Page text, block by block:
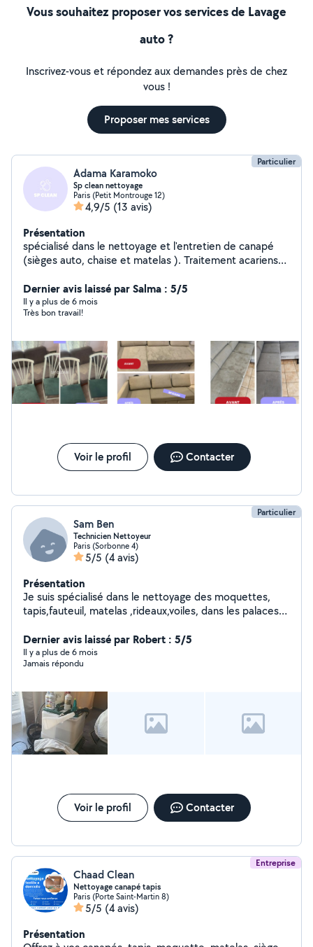
Vous souhaitez proposer vos services de Lavage
auto ?
Inscrivez-vous et répondez aux demandes près de chez
vous !
Proposer mes services
Particulier
Adama Karamoko
Sp clean nettoyage
Paris (Petit Montrouge 12)
4,9/5 (13 avis)
Présentation
spécialisé dans le nettoyage et l'entretien de canapé
(sièges auto, chaise et matelas ). Traitement acariens
Dernier avis laissé par Salma : 5/5
Il y a plus de 6 mois
Très bon travail!
Voir le profil Contacter
Particulier
Sam Ben
Technicien Nettoyeur
Paris (Sorbonne 4)
5/5 (4 avis)
Présentation
Je suis spécialisé dans le nettoyage des moquettes,
tapis,fauteuil, matelas ,rideaux,voiles, dans les palaces
intérieur des voitures.
Dernier avis laissé par Robert : 5/5
Il y a plus de 6 mois
Jamais répondu
Voir le profil Contacter
Entreprise
Chaad Clean
Nettoyage canapé tapis
Paris (Porte Saint-Martin 8)
5/5 (4 avis)
Présentation